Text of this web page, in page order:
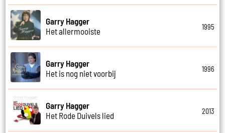
Garry Hagger
Het allermooiste
1995
Garry Hagger
Het is nog niet voorbij
1996
Garry Hagger
Het Rode Duivels lied
2013